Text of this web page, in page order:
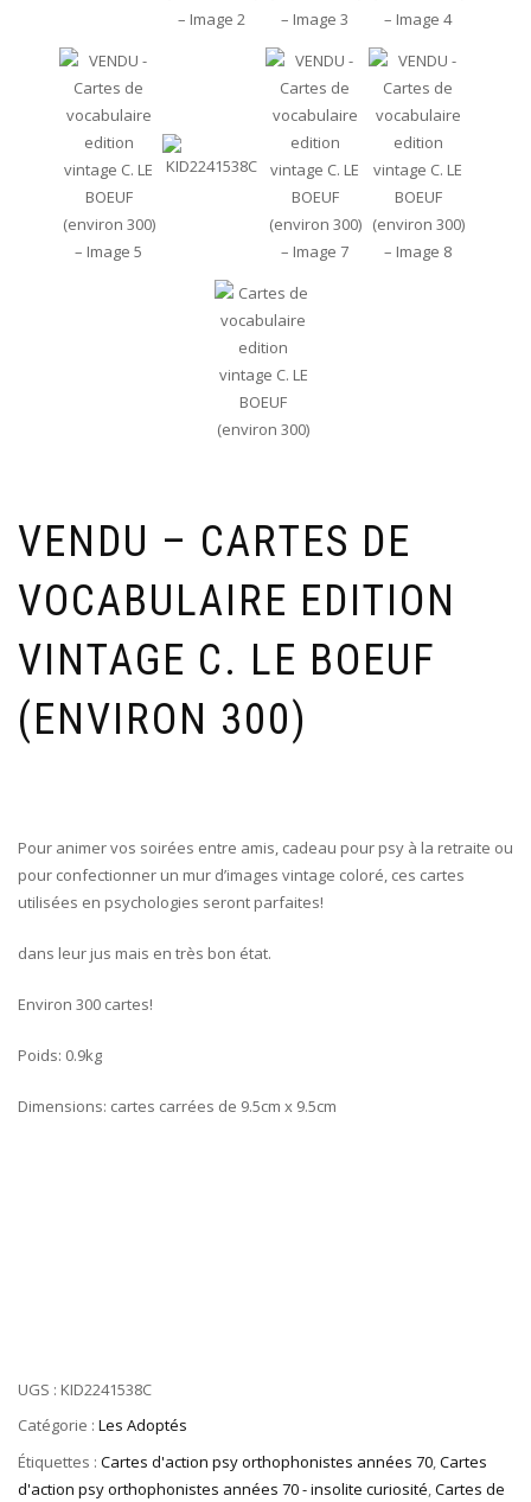
VENDU – CARTES DE
VOCABULAIRE EDITION
VINTAGE C. LE BOEUF
(ENVIRON 300)
Pour animer vos soirées entre amis, cadeau pour psy à la retraite ou
pour confectionner un mur d’images vintage coloré, ces cartes
utilisées en psychologies seront parfaites!
dans leur jus mais en très bon état.
Environ 300 cartes!
Poids: 0.9kg
Dimensions: cartes carrées de 9.5cm x 9.5cm
UGS : KID2241538C
Catégorie : Les Adoptés
Étiquettes : Cartes d'action psy orthophonistes années 70,Cartes
d'action psy orthophonistes années 70 - insolite curiosité,Cartes de